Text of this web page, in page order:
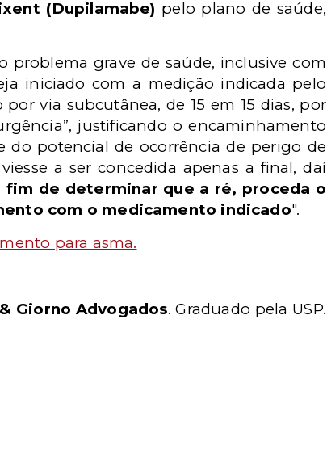
(Dupilamabe) pelo plano de saúde,
problema grave de saúde, inclusive com
iniciado com a medição indicada pelo
por via subcutânea, de 15 em 15 dias, por
justificando o encaminhamento
do potencial de ocorrência de perigo de
a ser concedida apenas a final, daí
de determinar que a ré, proceda o
com o medicamento indicado".
para asma.
Giorno Advogados. Graduado pela USP.